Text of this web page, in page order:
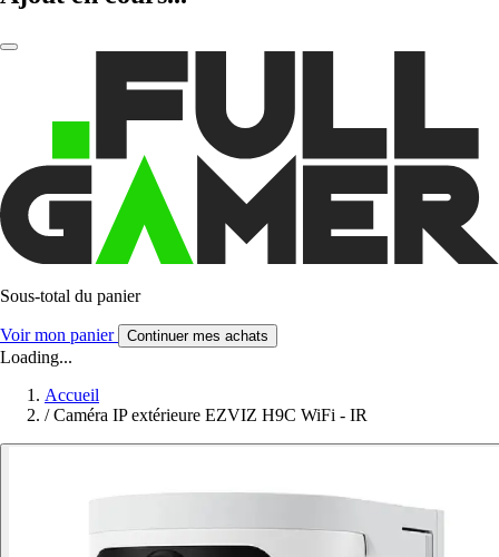
Sous-total du panier
Voir mon panier Continuer mes achats
Loading...
Accueil
/ Caméra IP extérieure EZVIZ H9C WiFi - IR